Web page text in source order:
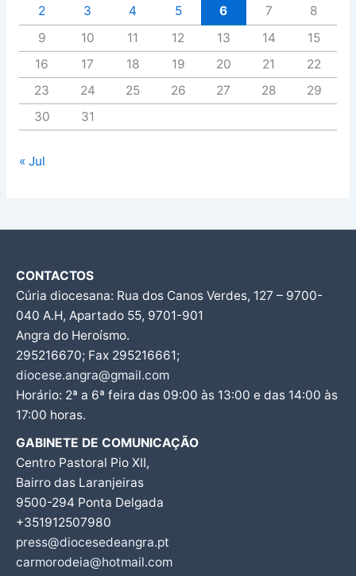
2
3 4 5 6 7
8
9
10 11 12 13 14
15
16
17 18 19 20 21
22
23
24 25 26 27 28
29
30
31
« Jul
CONTACTOS
Cúria diocesana: Rua dos Canos Verdes, 127 – 9700-
040 A.H, Apartado 55, 9701-901
Angra do Heroísmo.
295216670; Fax 295216661;
diocese.angra@gmail.com
Horário: 2ª a 6ª feira das 09:00 às 13:00 e das 14:00 às
17:00 horas.
GABINETE DE COMUNICAÇÃO
Centro Pastoral Pio XII,
Bairro das Laranjeiras
9500-294 Ponta Delgada
+351912507980
press@diocesedeangra.pt
carmorodeia@hotmail.com